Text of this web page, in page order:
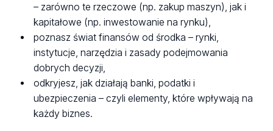
– zarówno te rzeczowe (np. zakup maszyn), jak i
kapitałowe (np. inwestowanie na rynku),
poznasz świat finansów od środka – rynki,
instytucje, narzędzia i zasady podejmowania
dobrych decyzji,
odkryjesz, jak działają banki, podatki i
ubezpieczenia – czyli elementy, które wpływają na
każdy biznes.